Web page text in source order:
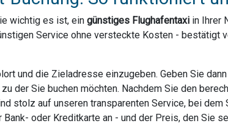
wichtig es ist, ein günstiges Flughafentaxi in Ihrer
Service ohne versteckte Kosten - bestätigt
und die Zieladresse einzugeben. Geben Sie
der Sie buchen möchten. Nachdem Sie den
stolz auf unseren transparenten Service, bei
oder Kreditkarte an - und der Preis, den Sie